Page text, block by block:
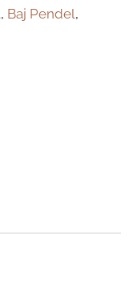
, Baj Pendel,